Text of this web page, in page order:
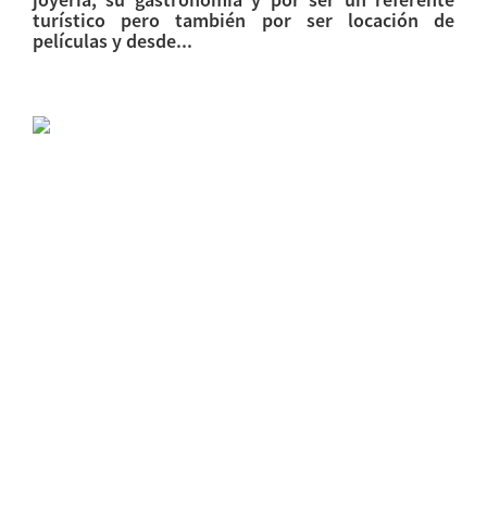
turístico pero también por ser locación de
películas y desde...